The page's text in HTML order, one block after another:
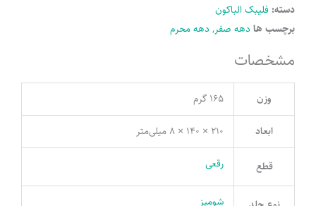
دسته:فلیبک الباکون
برچسب هادهه صفر,دهه محرم
مشخصات
وزن 165 گرم
ابعاد 210 × 140 × 8 میلی‌متر
قطع رقعی
شومیز